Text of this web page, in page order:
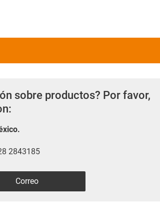
sobre productos? Por favor,
2843185
Correo